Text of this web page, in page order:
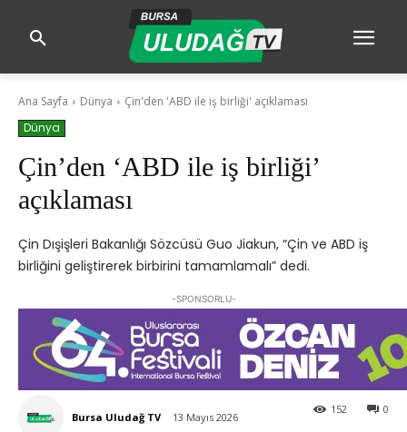
Ana Sayfa Dünya
Çin'den 'ABD ile iş birliği' açıklaması
Dünya
Çin’den ‘ABD ile iş birliği’
açıklaması
Çin Dışişleri Bakanlığı Sözcüsü Guo Jiakun, “Çin ve ABD iş
birliğini geliştirerek birbirini tamamlamalı” dedi.
-SPONSORLU-
Bursa Uludağ TV 13 Mayıs 2026
0
152